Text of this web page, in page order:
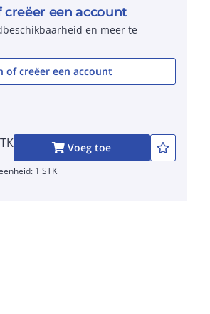
creëer een account
en meer te
of creëer een account
Voeg toe
1 STK